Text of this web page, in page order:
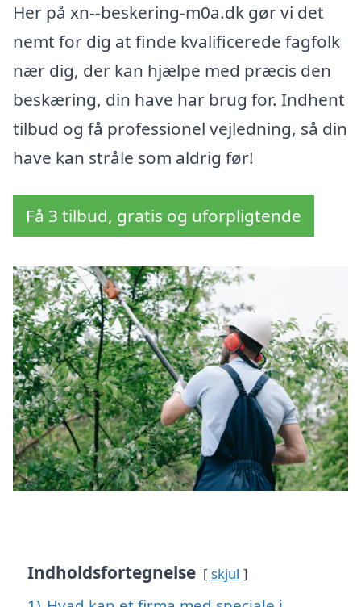
Her på xn--beskering-m0a.dk gør vi det
nemt for dig at finde kvalificerede fagfolk
nær dig, der kan hjælpe med præcis den
beskæring, din have har brug for. Indhent
tilbud og få professionel vejledning, så din
have kan stråle som aldrig før!
Få 3 tilbud, gratis og uforpligtende
Indholdsfortegnelse skjul